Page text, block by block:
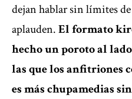
dejan hablar sin límites
aplauden.El formato
hecho un poroto al
las que los anfitriones
es más chupamedias